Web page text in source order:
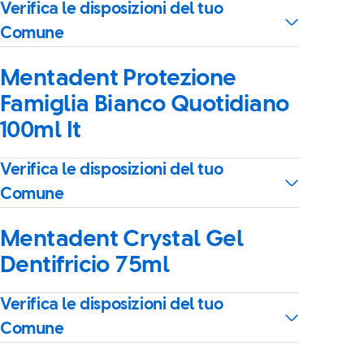
Verifica le disposizioni del tuo
Comune
Mentadent Protezione
Famiglia Bianco Quotidiano
100ml It
Verifica le disposizioni del tuo
Comune
Mentadent Crystal Gel
Dentifricio 75ml
Verifica le disposizioni del tuo
Comune